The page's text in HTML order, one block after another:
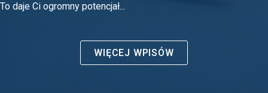
To daje Ci ogromny potencjał...
WIĘCEJ WPISÓW